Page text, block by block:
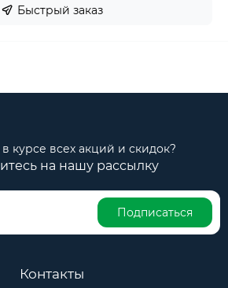
Быстрый заказ
курсе всех акций и скидок?
на нашу рассылку
Подписаться
Контакты